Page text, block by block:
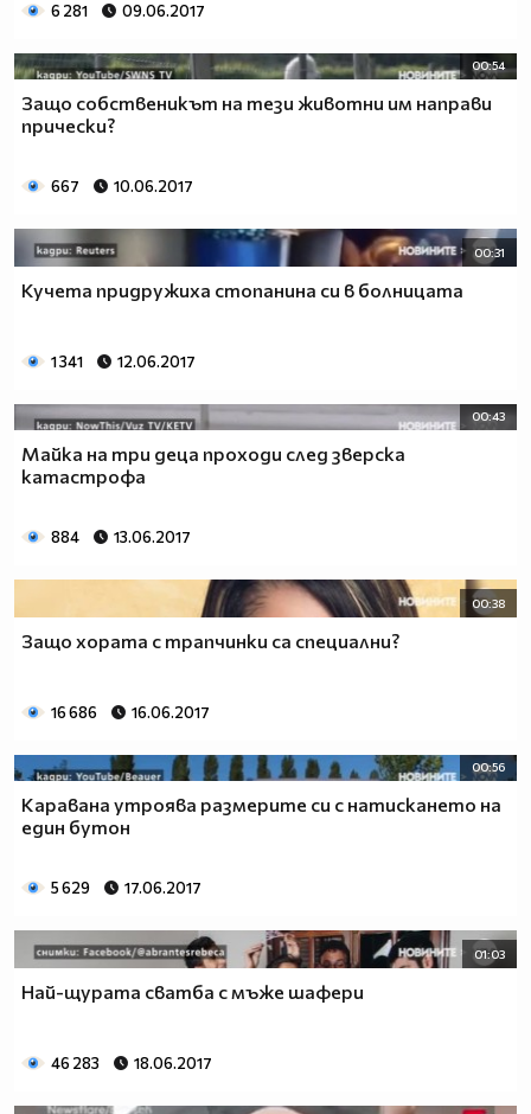
6 281 09.06.2017
00:54
Защо собственикът на тези животни им направи
прически?
667 10.06.2017
00:31
Кучета придружиха стопанина си в болницата
1 341 12.06.2017
00:43
Майка на три деца проходи след зверска
катастрофа
884 13.06.2017
00:38
Защо хората с трапчинки са специални?
16 686 16.06.2017
00:56
Каравана утроява размерите си с натискането на
един бутон
5 629 17.06.2017
01:03
Най-щурата сватба с мъже шафери
46 283 18.06.2017